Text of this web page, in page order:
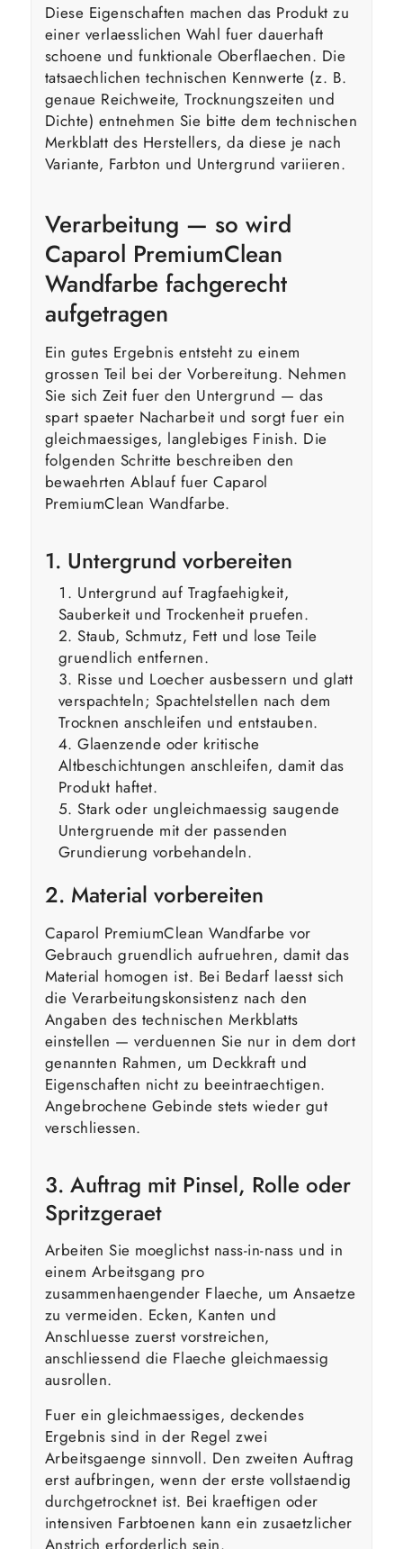
Diese Eigenschaften machen das Produkt zu
einer verlaesslichen Wahl fuer dauerhaft
schoene und funktionale Oberflaechen. Die
tatsaechlichen technischen Kennwerte (z. B.
genaue Reichweite, Trocknungszeiten und
Dichte) entnehmen Sie bitte dem technischen
Merkblatt des Herstellers, da diese je nach
Variante, Farbton und Untergrund variieren.
Verarbeitung — so wird
Caparol PremiumClean
Wandfarbe fachgerecht
aufgetragen
Ein gutes Ergebnis entsteht zu einem
grossen Teil bei der Vorbereitung. Nehmen
Sie sich Zeit fuer den Untergrund — das
spart spaeter Nacharbeit und sorgt fuer ein
gleichmaessiges, langlebiges Finish. Die
folgenden Schritte beschreiben den
bewaehrten Ablauf fuer Caparol
PremiumClean Wandfarbe.
1. Untergrund vorbereiten
Untergrund auf Tragfaehigkeit,
Sauberkeit und Trockenheit pruefen.
Staub, Schmutz, Fett und lose Teile
gruendlich entfernen.
Risse und Loecher ausbessern und glatt
verspachteln; Spachtelstellen nach dem
Trocknen anschleifen und entstauben.
Glaenzende oder kritische
Altbeschichtungen anschleifen, damit das
Produkt haftet.
Stark oder ungleichmaessig saugende
Untergruende mit der passenden
Grundierung vorbehandeln.
2. Material vorbereiten
Caparol PremiumClean Wandfarbe vor
Gebrauch gruendlich aufruehren, damit das
Material homogen ist. Bei Bedarf laesst sich
die Verarbeitungskonsistenz nach den
Angaben des technischen Merkblatts
einstellen — verduennen Sie nur in dem dort
genannten Rahmen, um Deckkraft und
Eigenschaften nicht zu beeintraechtigen.
Angebrochene Gebinde stets wieder gut
verschliessen.
3. Auftrag mit Pinsel, Rolle oder
Spritzgeraet
Arbeiten Sie moeglichst nass-in-nass und in
einem Arbeitsgang pro
zusammenhaengender Flaeche, um Ansaetze
zu vermeiden. Ecken, Kanten und
Anschluesse zuerst vorstreichen,
anschliessend die Flaeche gleichmaessig
ausrollen.
Fuer ein gleichmaessiges, deckendes
Ergebnis sind in der Regel zwei
Arbeitsgaenge sinnvoll. Den zweiten Auftrag
erst aufbringen, wenn der erste vollstaendig
durchgetrocknet ist. Bei kraeftigen oder
intensiven Farbtoenen kann ein zusaetzlicher
Anstrich erforderlich sein.